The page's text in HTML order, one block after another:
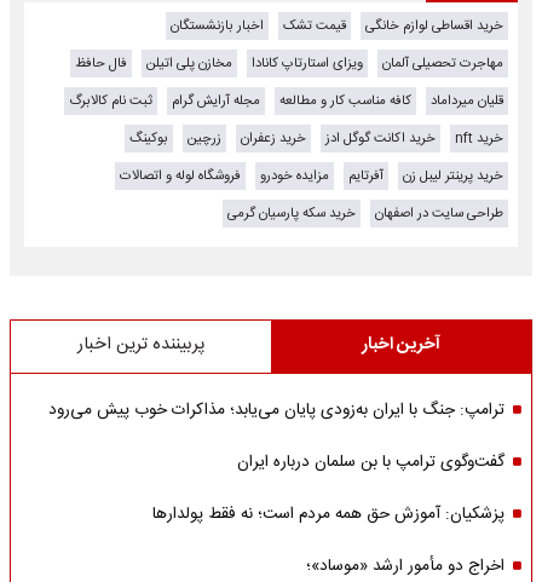
خرید اقساطی لوازم خانگی قیمت تشک
اخبار بازنشستگان
مهاجرت تحصیلی آلمان
ویزای استارتاپ کانادا مخازن پلی اتیلن
فال حافظ
قلیان میرداماد
کافه مناسب کار و مطالعه مجله آرایش گرام
ثبت نام کالابرگ
خرید nft
خرید اکانت گوگل ادز خرید زعفران زرچین
بوکینگ
خرید پرینتر لیبل زن
آفرتایم مزایده خودرو
فروشگاه لوله و اتصالات
طراحی سایت در اصفهان
خرید سکه پارسیان گرمی
آخرین اخبار پربیننده ترین اخبار
ترامپ: جنگ با ایران به‌زودی پایان می‌یابد؛ مذاکرات خوب پیش می‌رود
گفت‌وگوی ترامپ با بن سلمان درباره ایران
پزشکیان: آموزش حق همه مردم است؛ نه فقط پولدارها
اخراج دو مأمور ارشد «موساد»؛